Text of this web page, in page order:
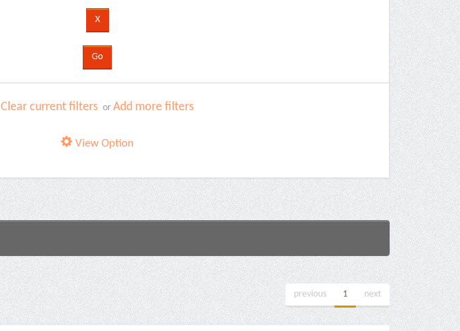
Clear current filters orAdd more filters
View Option
previous 1 next